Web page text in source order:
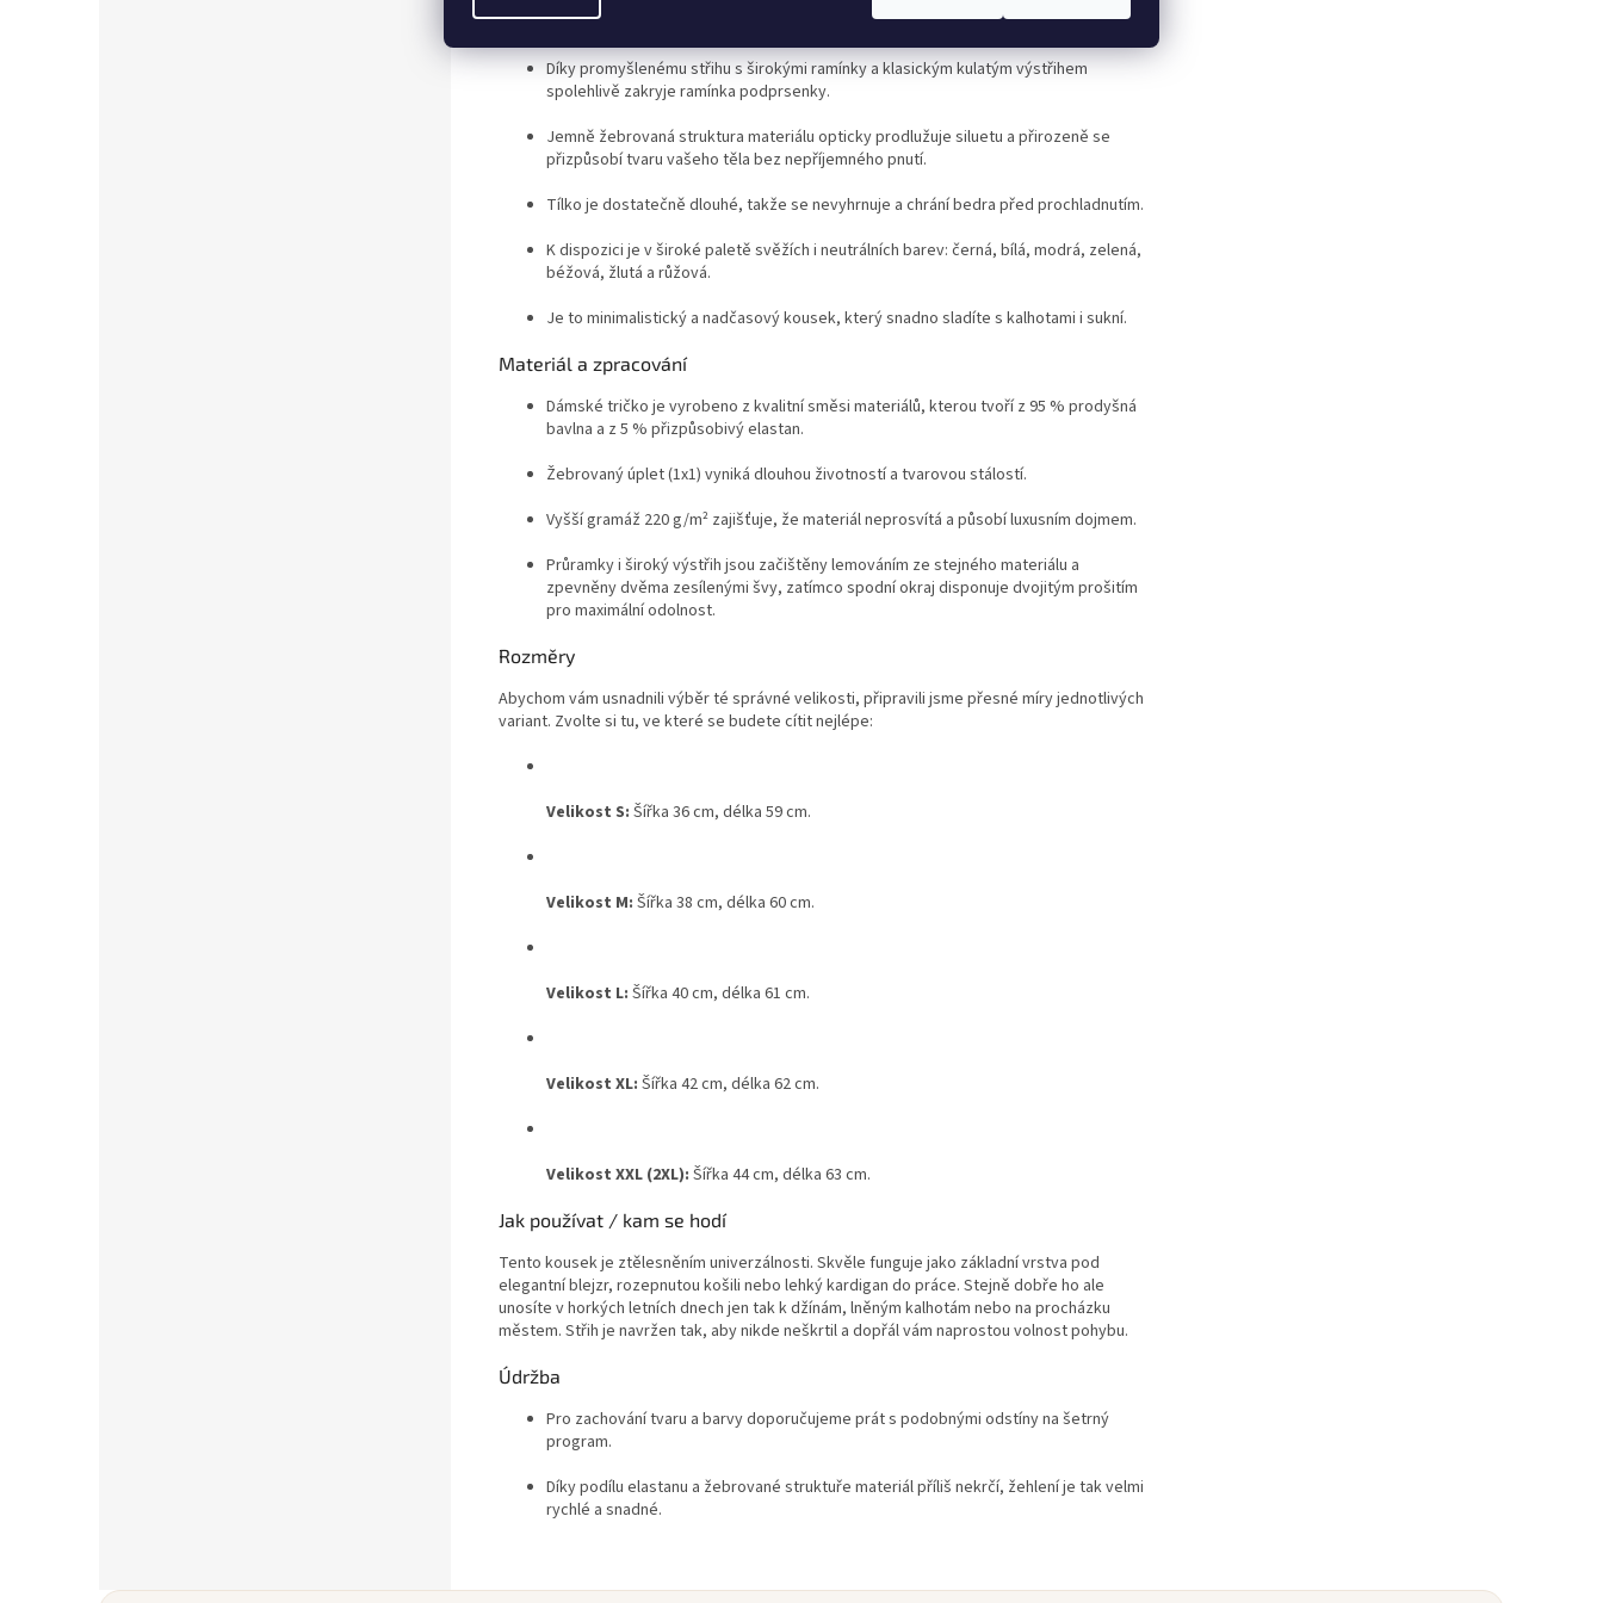
Proč si ho zamilujete
Díky promyšlenému střihu s širokými ramínky a klasickým kulatým výstřihem
spolehlivě zakryje ramínka podprsenky.
Jemně žebrovaná struktura materiálu opticky prodlužuje siluetu a přirozeně se
přizpůsobí tvaru vašeho těla bez nepříjemného pnutí.
Tílko je dostatečně dlouhé, takže se nevyhrnuje a chrání bedra před prochladnutím.
K dispozici je v široké paletě svěžích i neutrálních barev: černá, bílá, modrá, zelená,
béžová, žlutá a růžová.
Je to minimalistický a nadčasový kousek, který snadno sladíte s kalhotami i sukní.
Materiál a zpracování
Dámské tričko je vyrobeno z kvalitní směsi materiálů, kterou tvoří z 95 % prodyšná
bavlna a z 5 % přizpůsobivý elastan.
Žebrovaný úplet (1x1) vyniká dlouhou životností a tvarovou stálostí.
Vyšší gramáž 220 g/m² zajišťuje, že materiál neprosvítá a působí luxusním dojmem.
Průramky i široký výstřih jsou začištěny lemováním ze stejného materiálu a
zpevněny dvěma zesílenými švy, zatímco spodní okraj disponuje dvojitým prošitím
pro maximální odolnost.
Rozměry
Abychom vám usnadnili výběr té správné velikosti, připravili jsme přesné míry jednotlivých
variant. Zvolte si tu, ve které se budete cítit nejlépe:
Velikost S: Šířka 36 cm, délka 59 cm.
Velikost M: Šířka 38 cm, délka 60 cm.
Velikost L: Šířka 40 cm, délka 61 cm.
Velikost XL: Šířka 42 cm, délka 62 cm.
Velikost XXL (2XL): Šířka 44 cm, délka 63 cm.
Jak používat / kam se hodí
Tento kousek je ztělesněním univerzálnosti. Skvěle funguje jako základní vrstva pod
elegantní blejzr, rozepnutou košili nebo lehký kardigan do práce. Stejně dobře ho ale
unosíte v horkých letních dnech jen tak k džínám, lněným kalhotám nebo na procházku
městem. Střih je navržen tak, aby nikde neškrtil a dopřál vám naprostou volnost pohybu.
Údržba
Pro zachování tvaru a barvy doporučujeme prát s podobnými odstíny na šetrný
program.
Díky podílu elastanu a žebrované struktuře materiál příliš nekrčí, žehlení je tak velmi
rychlé a snadné.